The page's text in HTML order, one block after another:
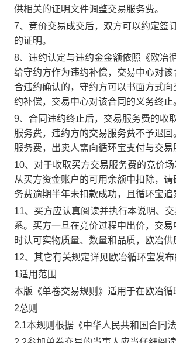
供相关的证明文件调整交易服务费。
7、竞价交易成交后，双方可以约定签
的证明。
8、违约认定与违约金金额依照《欧冶
给守约方作为违约补偿，交易中心对
合违约确认的，守约方可以书面方式
约补偿，交易中心对该合同的义务终止
9、合同违约终止后，交易服务费的收
服务费，违约方的交易服务费不予退
服务费，出卖人需向循环宝支付与交
10、对于收取买方交易服务费的竞价
从买方资金账户的可用余额中扣除，
务费逾期半年未扣款成功，且循环宝
11、买方应认真阅读并执行本说明、
系。买方一旦在竞价过程中出价，交
时认可实物质量、数量和品质，欧冶
12、其它有关规定详见欧冶循环宝发
1适用范围
本版《单卷交易规则》适用于在欧冶
2总则
2.1本规则根据《中华人民共和国合同法